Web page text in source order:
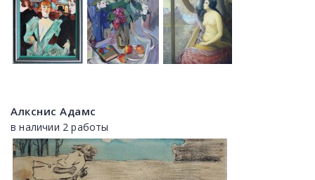
Алкснис Адамс
в наличии 2 работы